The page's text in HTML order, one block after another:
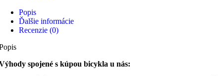
Popis
Ďalšie informácie
Recenzie (0)
spojené s kúpou bicykla u nás: